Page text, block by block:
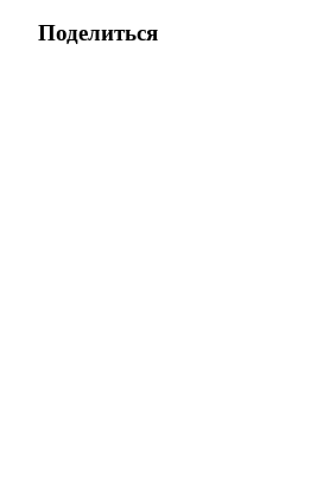
Поделиться